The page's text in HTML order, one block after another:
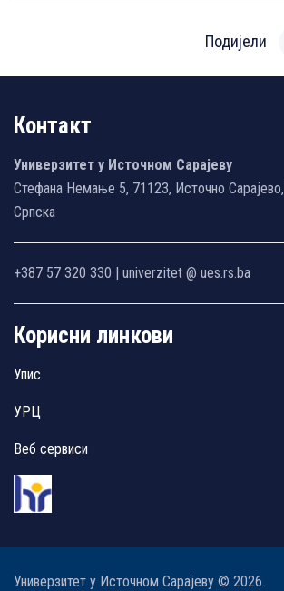
Подијели
Контакт
Универзитет у Источном Сарајеву
Стефана Немање 5, 71123, Источно
Српска
+387 57 320 330 | univerzitet @ ues.rs.ba
Корисни линкови
Упис
УРЦ
Веб сервиси
Универзитет у Источном Сарајеву © 2026.